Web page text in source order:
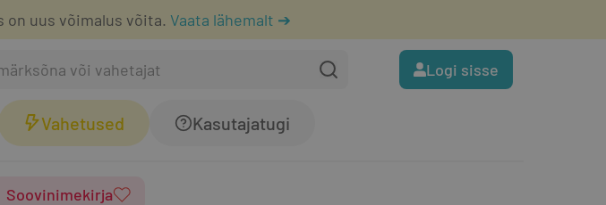
on uus võimalus võita. Vaata lähemalt ➔
Logi sisse
Vahetused Kasutajatugi
Soovinimekirja